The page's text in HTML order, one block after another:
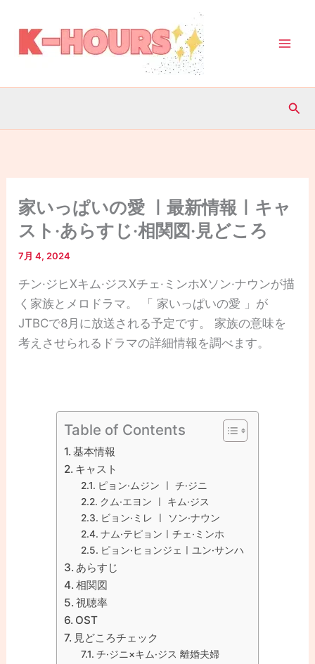
キ
プ
検
家いっぱいの愛 ㅣ最新情報ㅣキャ
スト·あらすじ·相関図·見どころ
7月 4, 2024
チン·ジヒXキム·ジスXチェ·ミンホXソン·ナウンが描
く家族とメロドラマ。 「 家いっぱいの愛 」が
JTBCで8月に放送される予定です。 家族の意味を
考えさせられるドラマの詳細情報を調べます。
Table of Contents
基本情報
キャスト
ピョン·ムジン ㅣ チ·ジニ
クム·エヨン ㅣ キム·ジス
ビョン·ミレ ㅣ ソン·ナウン
ナム·テピョンㅣチェ·ミンホ
ピョン·ヒョンジェㅣユン·サンハ
あらすじ
相関図
視聴率
OST
見どころチェック
チ·ジニ×キム·ジス 離婚夫婦